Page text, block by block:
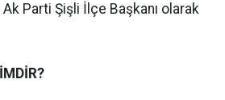
Parti Şişli İlçe Başkanı olarak